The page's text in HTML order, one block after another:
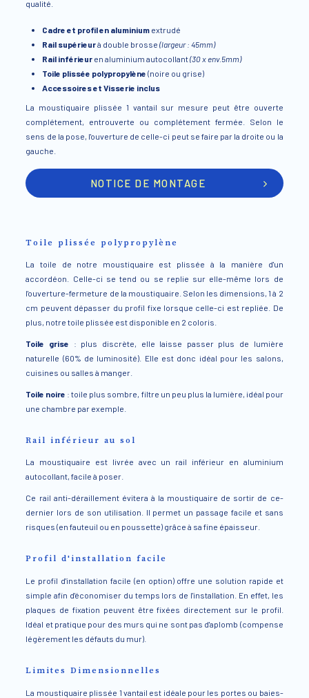
qualité.
Cadre et profil en aluminium extrudé
Rail supérieurà double brosse(largeur : 45mm)
Rail inférieur en aluminium autocollant(30 x env.5mm)
Toile plissée polypropylène(noire ou grise)
Accessoires et Visserie inclus
La moustiquaire plissée 1 vantail sur mesure peut être ouverte
complétement, entrouverte ou complétement fermée. Selon le
sens de la pose, l'ouverture de celle-ci peut se faire par la droite ou la
gauche.
NOTICE DE MONTAGE
Toile plissée polypropylène
La toile de notre moustiquaire est plissée à la manière d'un
accordéon. Celle-ci se tend ou se replie sur elle-même lors de
l'ouverture-fermeture de la moustiquaire. Selon les dimensions, 1 à 2
cm peuvent dépasser du profil fixe lorsque celle-ci est repliée. De
plus, notre toile plissée est disponible en 2 coloris.
Toile grise : plus discrète, elle laisse passer plus de lumière
naturelle (60% de luminosité). Elle est donc idéal pour les salons,
cuisines ou salles à manger.
Toile noire : toile plus sombre, filtre un peu plus la lumière, idéal pour
une chambre par exemple.
Rail inférieur au sol
La moustiquaire est livrée avec un rail inférieur en aluminium
autocollant, facile à poser.
Ce rail anti-déraillement évitera à la moustiquaire de sortir de ce-
dernier lors de son utilisation. Il permet un passage facile et sans
risques (en fauteuil ou en poussette) grâce à sa fine épaisseur.
Profil d'installation facile
Le profil d'installation facile (en option) offre une solution rapide et
simple afin d'économiser du temps lors de l'installation. En effet, les
plaques de fixation peuvent être fixées directement sur le profil.
Idéal et pratique pour des murs qui ne sont pas d'aplomb (compense
légèrement les défauts du mur).
Limites Dimensionnelles
La moustiquaire plissée 1 vantail est idéale pour les portes ou baies-